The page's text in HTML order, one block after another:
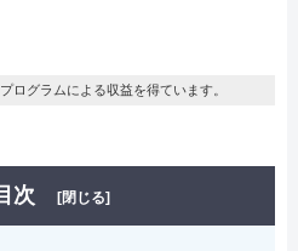
ログラムによる収益を得ています。
次 [閉じる]